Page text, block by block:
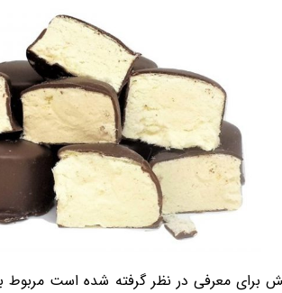
برای معرفی در نظر گرفته شده است مربوط